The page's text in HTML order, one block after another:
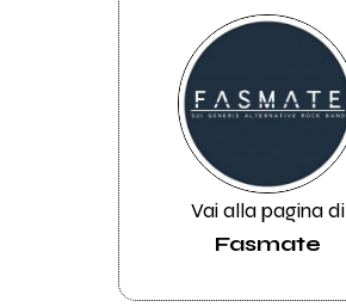
Vai alla pagina di
Fasmate